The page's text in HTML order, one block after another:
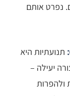
נפרט אותם
תנועתיות היא
יעילה –
ולהפרות